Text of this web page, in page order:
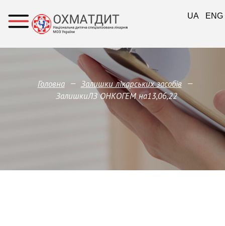
Головна — Залишки лікарських засобів —
ЗалишкиЛЗ ОНКОГЕМ на13,06,22
UA ENG